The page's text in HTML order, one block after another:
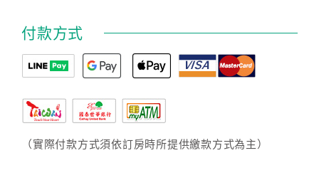
付款方式
（實際付款方式須依訂房時所提供繳款方式為主）